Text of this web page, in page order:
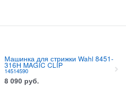
Машинка для стрижки Wahl 8451-
316Н MAGIC CLIP
14514590
8 090 руб.